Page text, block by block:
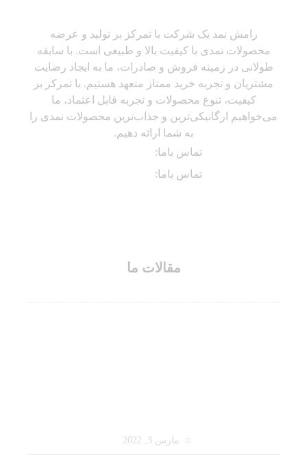
رامش نمد یک شرکت با تمرکز بر تولید و عرضه
محصولات نمدی با کیفیت بالا و طبیعی است. با سابقه
طولانی در زمینه فروش و صادرات، ما به ایجاد رضایت
مشتریان و تجربه خرید ممتاز متعهد هستیم. با تمرکز بر
کیفیت، تنوع محصولات و تجربه قابل اعتماد، ما
می‌خواهیم ارگانیکی‌ترین و جذاب‌ترین محصولات نمدی را
به شما ارائه دهیم.
تماس باما:
تماس باما:
مقالات ما
مارس 3, 2022